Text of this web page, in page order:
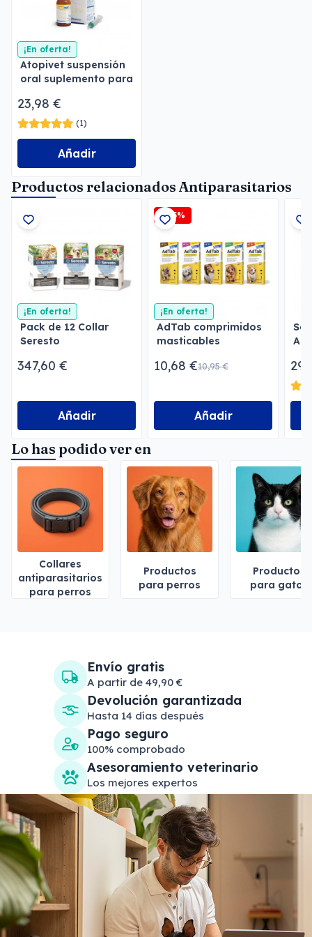
¡En oferta!
Atopivet suspensión
oral suplemento para
23,98 €
(1)
Añadir
Productos relacionados Antiparasitarios
¡En oferta!
Pack de 12 Collar
Seresto
347,60 €
Añadir
-2,5%
¡En oferta!
AdTab comprimidos
masticables
10,68 €10,95 €
Añadir
Lo has podido ver en
Collares
antiparasitarios
para perros
Productos
para perros
Productos
para gatos
Envío gratis
A partir de 49,90 €
Devolución garantizada
Hasta 14 días después
Pago seguro
100% comprobado
Asesoramiento veterinario
Los mejores expertos